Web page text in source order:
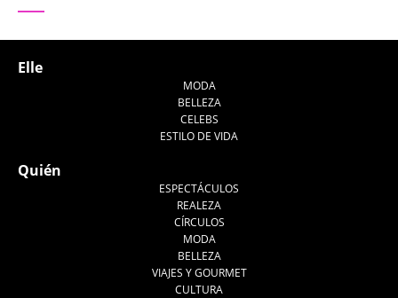
Elle
MODA
BELLEZA
CELEBS
ESTILO DE VIDA
Quién
ESPECTÁCULOS
REALEZA
CÍRCULOS
MODA
BELLEZA
VIAJES Y GOURMET
CULTURA